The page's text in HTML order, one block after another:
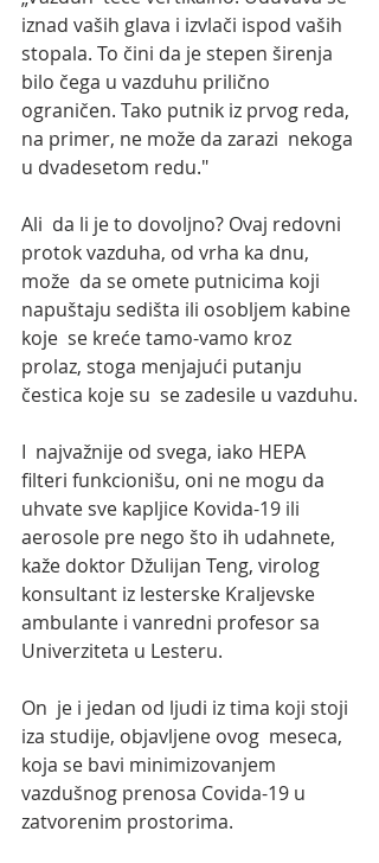
iznad vaših glava i izvlači ispod vaših
stopala. To čini da je stepen širenja
bilo čega u vazduhu prilično
ograničen. Tako putnik iz prvog reda,
na primer, ne može da zarazi  nekoga
u dvadesetom redu."
Ali  da li je to dovoljno? Ovaj redovni
protok vazduha, od vrha ka dnu,
može  da se omete putnicima koji
napuštaju sedišta ili osobljem kabine
koje  se kreće tamo-vamo kroz
prolaz, stoga menjajući putanju
čestica koje su  se zadesile u vazduhu.
I  najvažnije od svega, iako HEPA
filteri funkcionišu, oni ne mogu da
uhvate sve kapljice Kovida-19 ili
aerosole pre nego što ih udahnete,
kaže doktor Džulijan Teng, virolog
konsultant iz lesterske Kraljevske
ambulante i vanredni profesor sa
Univerziteta u Lesteru.
On  je i jedan od ljudi iz tima koji stoji
iza studije, objavljene ovog  meseca,
koja se bavi minimizovanjem
vazdušnog prenosa Covida-19 u
zatvorenim prostorima.